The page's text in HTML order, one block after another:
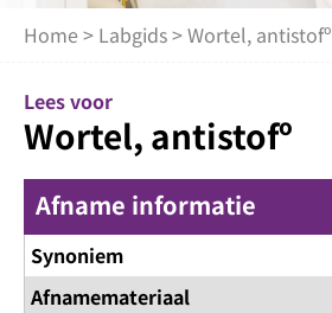
Home > Labgids> Wortel, antistofº
Lees voor
Wortel, antistofº
Afname informatie
Synoniem
Afnamemateriaal